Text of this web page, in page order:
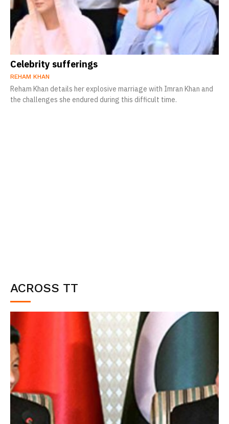
ACROSS TT
Celebrity sufferings
REHAM KHAN
Reham Khan details her explosive marriage with Imran Khan and
the challenges she endured during this difficult time.